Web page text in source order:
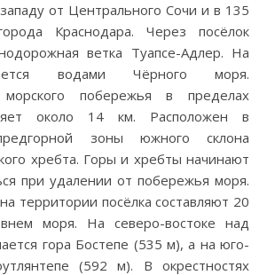
от Центрального Сочи и в 135
Краснодара. Через посёлок
ветка Туапсе-Адлер. На
водами Чёрного моря.
морского побережья в пределах
около 14 км. Расположен в
зоны южного склона
хребта. Горы и хребты начинают
при удалении от побережья моря.
территории посёлка составляют 20
моря. На северо-востоке над
гора Бостепе (535 м), а на юго-
(592 м). В окрестностях